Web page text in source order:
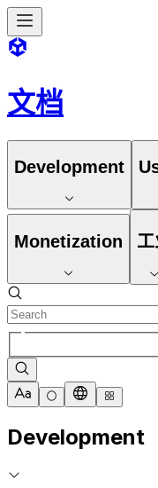
文档
Development
Monetization
Development